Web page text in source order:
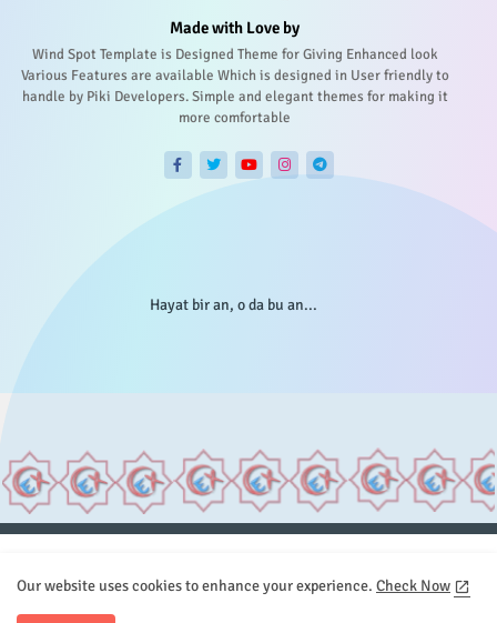
Made with Love by
Wind Spot Template is Designed Theme for Giving Enhanced look
Various Features are available Which is designed in User friendly to
handle by Piki Developers. Simple and elegant themes for making it
more comfortable
Hayat bir an, o da bu an...
Sitemap
İletişim
Our website uses cookies to enhance your experience. Check Now